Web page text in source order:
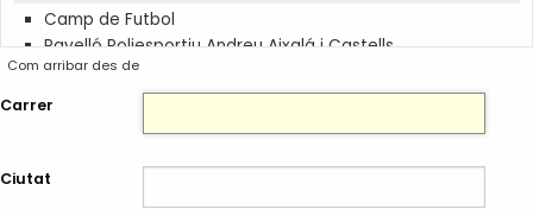
Camp de Futbol
Pavelló Poliesportiu Andreu Aixalá i Castells
Pavelló Polivalent
Equipaments
Lo Casino
Centre Major
Com arribar des de
Carrer
Ciutat